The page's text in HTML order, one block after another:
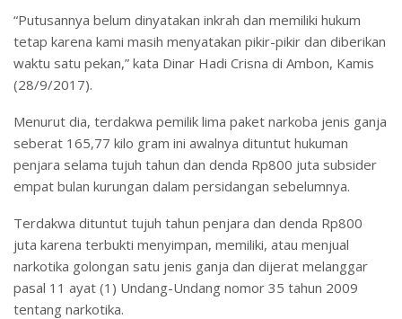
“Putusannya belum dinyatakan inkrah dan memiliki hukum
tetap karena kami masih menyatakan pikir-pikir dan diberikan
waktu satu pekan,” kata Dinar Hadi Crisna di Ambon, Kamis
(28/9/2017).
Menurut dia, terdakwa pemilik lima paket narkoba jenis ganja
seberat 165,77 kilo gram ini awalnya dituntut hukuman
penjara selama tujuh tahun dan denda Rp800 juta subsider
empat bulan kurungan dalam persidangan sebelumnya.
Terdakwa dituntut tujuh tahun penjara dan denda Rp800
juta karena terbukti menyimpan, memiliki, atau menjual
narkotika golongan satu jenis ganja dan dijerat melanggar
pasal 11 ayat (1) Undang-Undang nomor 35 tahun 2009
tentang narkotika.